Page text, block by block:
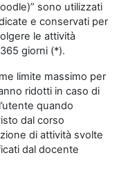
sono utilizzati
e conservati per
le attività
giorni (*).
limite massimo per
ridotti in caso di
quando
dal corso
di attività svolte
dal docente